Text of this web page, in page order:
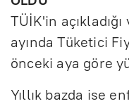
TÜİK'in
ayında Tüketici
önceki aya göre
Yıllık bazda ise